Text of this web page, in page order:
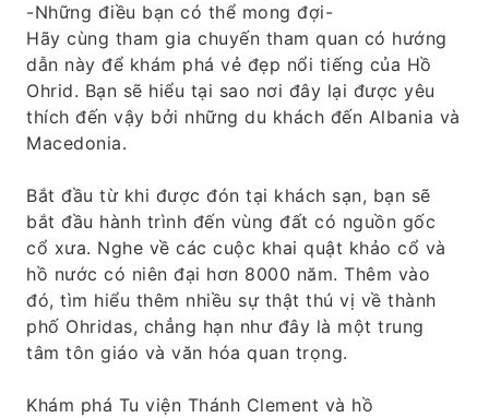
-Những điều bạn có thể mong đợi-
Hãy cùng tham gia chuyến tham quan có hướng
dẫn này để khám phá vẻ đẹp nổi tiếng của Hồ
Ohrid. Bạn sẽ hiểu tại sao nơi đây lại được yêu
thích đến vậy bởi những du khách đến Albania và
Macedonia.
Bắt đầu từ khi được đón tại khách sạn, bạn sẽ
bắt đầu hành trình đến vùng đất có nguồn gốc
cổ xưa. Nghe về các cuộc khai quật khảo cổ và
hồ nước có niên đại hơn 8000 năm. Thêm vào
đó, tìm hiểu thêm nhiều sự thật thú vị về thành
phố Ohridas, chẳng hạn như đây là một trung
tâm tôn giáo và văn hóa quan trọng.
Khám phá Tu viện Thánh Clement và hồ